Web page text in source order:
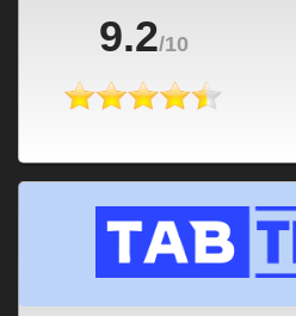
9.2/10